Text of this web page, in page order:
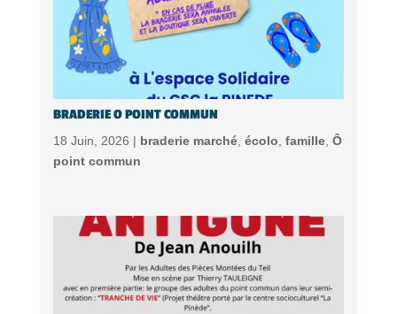
BRADERIE O POINT COMMUN
18 Juin, 2026 | braderie marché, écolo famille, Ô
point commun